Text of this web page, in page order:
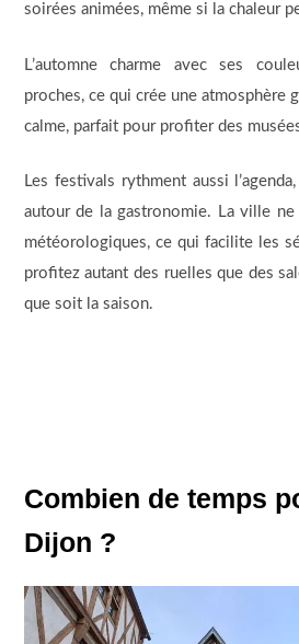
soirées animées, même si la chaleur
L’automne charme avec ses
proches, ce qui crée une atmosphère
calme, parfait pour profiter des
Les festivals rythment aussi
autour de la gastronomie. La ville ne
météorologiques, ce qui facilite les
profitez autant des ruelles que des
que soit la saison.
Combien de temps
Dijon ?